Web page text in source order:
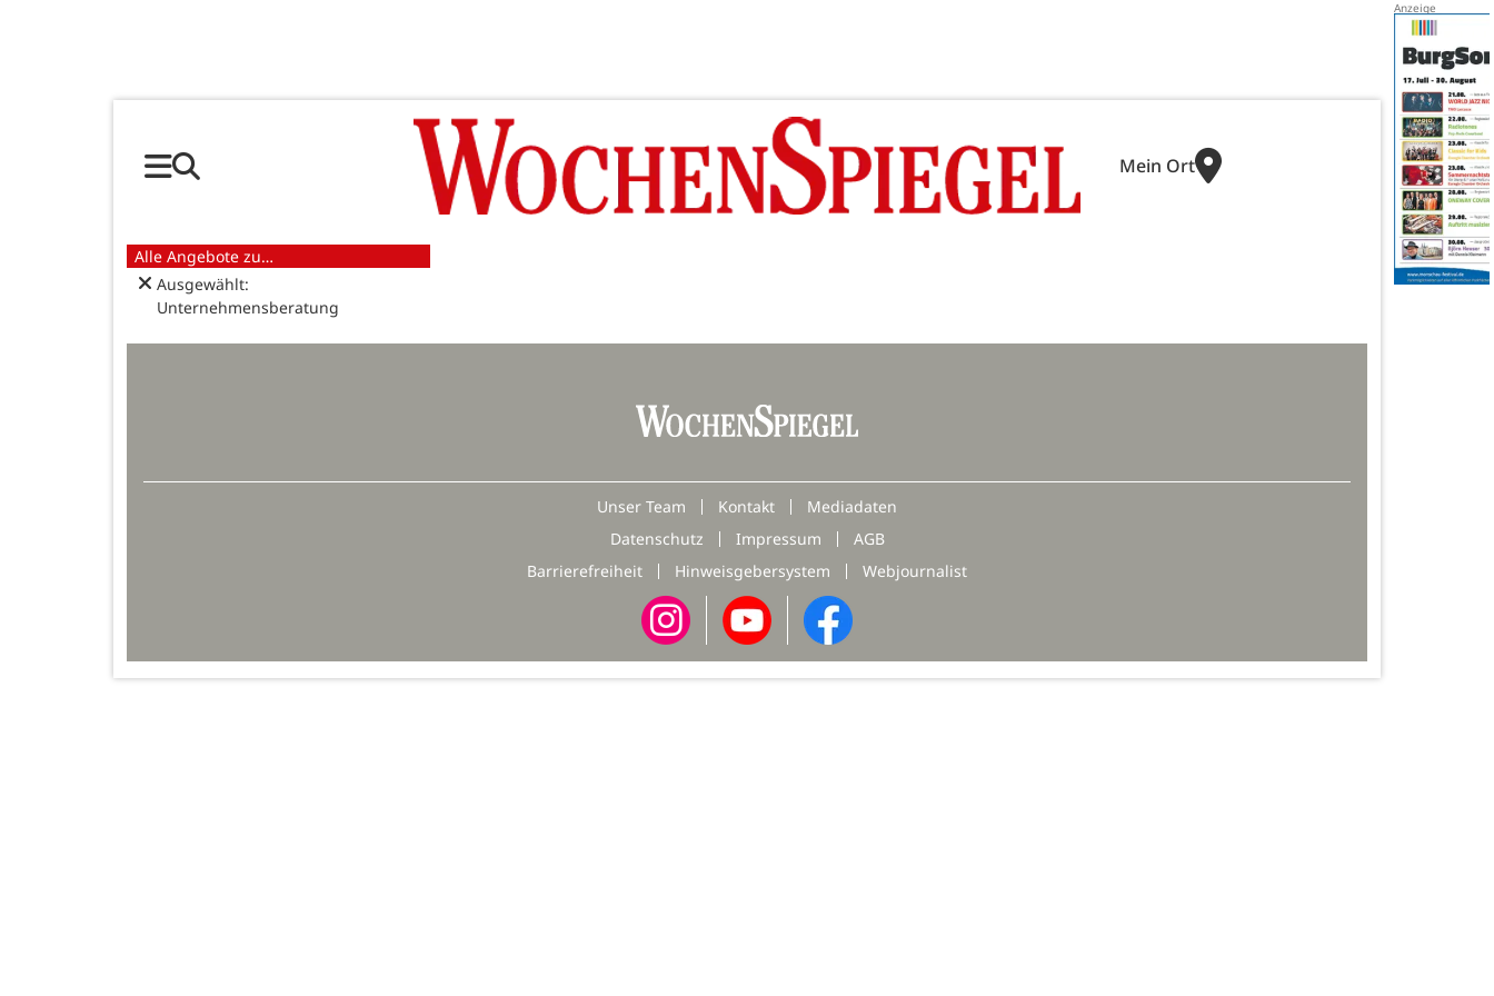
Mein Ort
Alle Angebote zu…
Ausgewählt:
Unternehmensberatung
Unser Team Kontakt
Mediadaten
Datenschutz
Impressum
AGB
Barrierefreiheit
Hinweisgebersystem Webjournalist